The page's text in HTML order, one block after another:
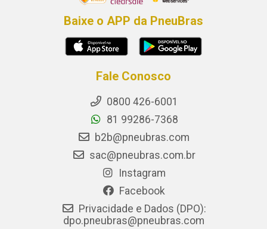
Baixe o APP da PneuBras
Fale Conosco
0800 426-6001
81 99286-7368
b2b@pneubras.com
sac@pneubras.com.br
Instagram
Facebook
Privacidade e Dados (DPO):
dpo.pneubras@pneubras.com